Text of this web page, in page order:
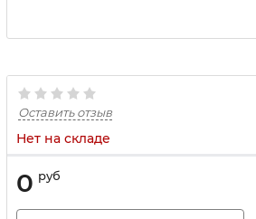
Оставить отзыв
Нет на складе
0 руб